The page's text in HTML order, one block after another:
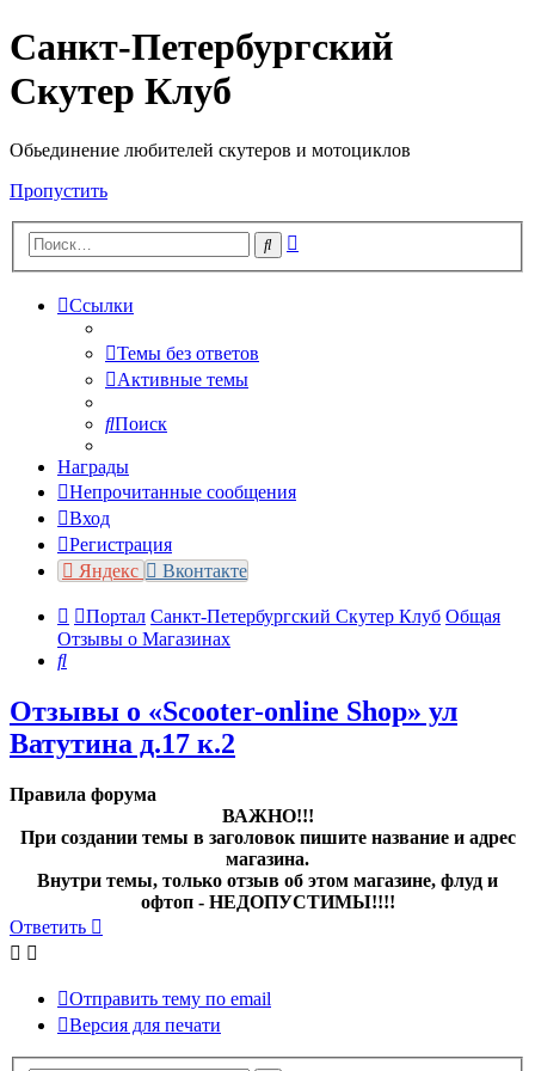
Санкт-Петербургский
Скутер Клуб
Обьединение любителей скутеров и мотоциклов
Пропустить
Поиск
Ссылки
Темы без ответов
Активные темы
Поиск
Награды
Непрочитанные сообщения
Вход
Регистрация
Яндекс
Вконтакте
Портал Санкт-Петербургский Скутер Клуб Общая
Отзывы о Магазинах
Поиск
Отзывы о «Scooter-online Shop» ул
Ватутина д.17 к.2
Правила форума
ВАЖНО!!!
При создании темы в заголовок пишите название и адрес
магазина.
Внутри темы, только отзыв об этом магазине, флуд и
офтоп - НЕДОПУСТИМЫ!!!!
Ответить
Отправить тему по email
Версия для печати